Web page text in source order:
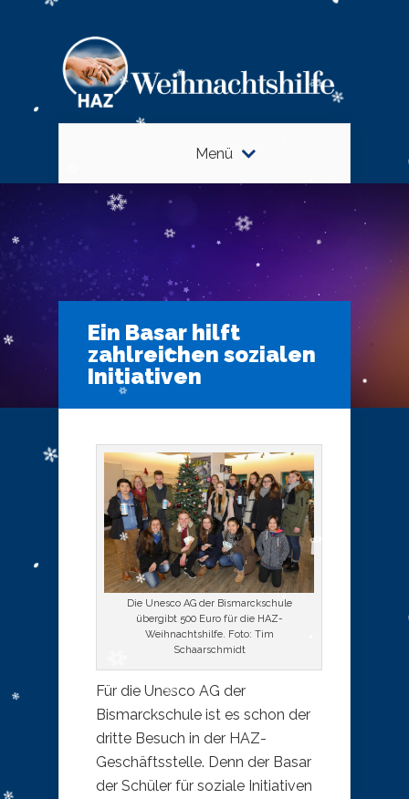
Menü
Ein Basar hilft
zahlreichen sozialen
Initiativen
Die Unesco AG der Bismarckschule
übergibt 500 Euro für die HAZ-
Weihnachtshilfe. Foto: Tim
Schaarschmidt
Für die Unesco AG der
Bismarckschule ist es schon der
dritte Besuch in der HAZ-
Geschäftsstelle. Denn der Basar
der Schüler für soziale Initiativen